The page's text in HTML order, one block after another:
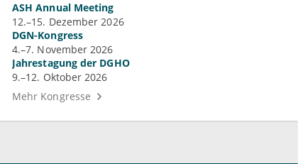
ASH Annual Meeting
12.–15. Dezember 2026
DGN-Kongress
4.–7. November 2026
Jahrestagung der DGHO
9.–12. Oktober 2026
Mehr Kongresse